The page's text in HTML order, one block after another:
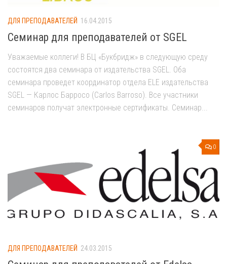
ДЛЯ ПРЕПОДАВАТЕЛЕЙ 16.04.2015
Семинар для преподавателей от SGEL
Уважаемые коллеги! В БЦ «Букбридж» в следующую среду
состоятся два семинара от издательства SGEL. Оба
семинара проведет координатор отдела ELE издательства
SGEL — Карлос Барросо (Carlos Barroso). Все участники
семинаров получат электронные сертификаты. Семинар...
0
ДЛЯ ПРЕПОДАВАТЕЛЕЙ 24.03.2015